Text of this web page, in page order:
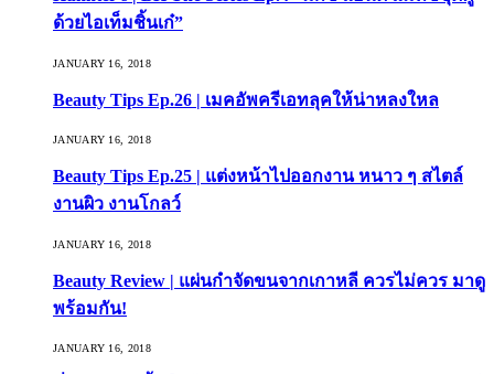
ด้วยไอเท็มชิ้นเก๋”
JANUARY 16, 2018
Beauty Tips Ep.26 | เมคอัพครีเอทลุคให้น่าหลงใหล
JANUARY 16, 2018
Beauty Tips Ep.25 | แต่งหน้าไปออกงาน หนาว ๆ สไตล์
งานผิว งานโกลว์
JANUARY 16, 2018
Beauty Review | แผ่นกำจัดขนจากเกาหลี ควรไม่ควร มาดู
พร้อมกัน!
JANUARY 16, 2018